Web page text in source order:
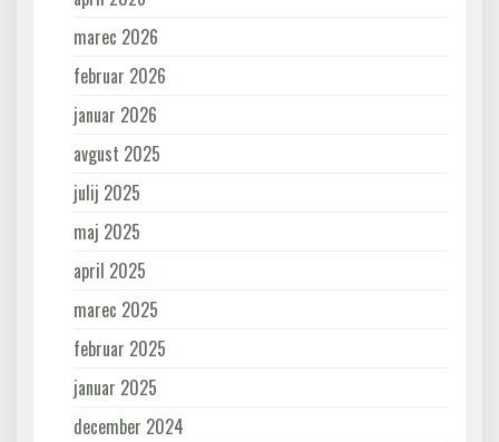
marec 2026
februar 2026
januar 2026
avgust 2025
julij 2025
maj 2025
april 2025
marec 2025
februar 2025
januar 2025
december 2024